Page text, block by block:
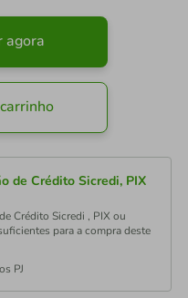
agora
de Crédito Sicredi, PIX
Crédito Sicredi , PIX ou
para a compra deste
PJ